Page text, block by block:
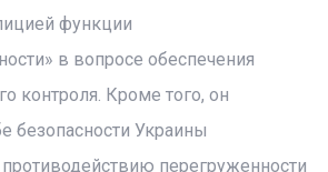
функции
в вопросе обеспечения
контроля. Кроме того, он
безопасности Украины
перегруженности